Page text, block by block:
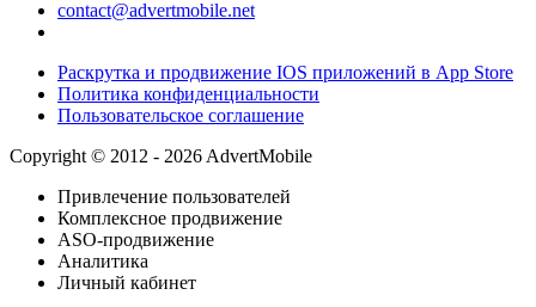
contact@advertmobile.net
Раскрутка и продвижение IOS приложений в App Store
Политика конфиденциальности
Пользовательское соглашение
Copyright © 2012 - 2026 AdvertMobile
Привлечение пользователей
Комплексное продвижение
ASO-продвижение
Аналитика
Личный кабинет